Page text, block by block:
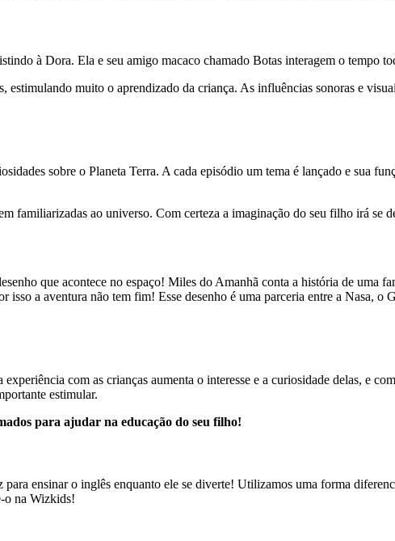
à Dora. Ela e seu amigo macaco chamado Botas interagem o tempo
estimulando muito o aprendizado da criança. As influências sonoras e
sobre o Planeta Terra. A cada episódio um tema é lançado e sua
familiarizadas ao universo. Com certeza a imaginação do seu filho irá se
que acontece no espaço! Miles do Amanhã conta a história de uma
isso a aventura não tem fim! Esse desenho é uma parceria entre a Nasa,
com as crianças aumenta o interesse e a curiosidade delas, e
estimular.
para ajudar na educação do seu filho!
ensinar o inglês enquanto ele se diverte! Utilizamos uma forma
o na Wizkids!